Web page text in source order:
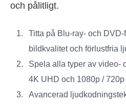
och pålitligt.
Titta på Blu-ray- och
bildkvalitet och förlustfria
Spela alla typer av video-
4K UHD och 1080p /
Avancerad